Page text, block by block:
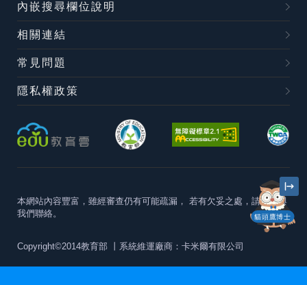
貓頭鷹博士
內嵌搜尋欄位說明
相關連結
常見問題
隱私權政策
本網站內容豐富，雖經審查仍有可能疏漏， 若有欠妥之處，請隨時與
我們聯絡。
Copyright©2014教育部 丨系統維運廠商：卡米爾有限公司